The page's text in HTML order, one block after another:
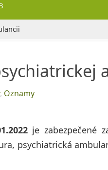
, Oznamy
je zabezpečené
psychiatrická